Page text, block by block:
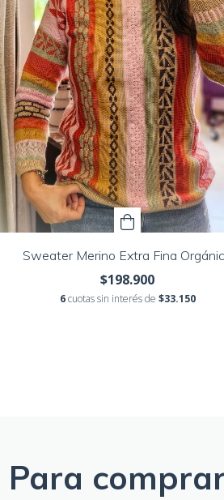
Sweater Merino Extra Fina
$198.900
6 cuotas sin interés de $33.150
Para